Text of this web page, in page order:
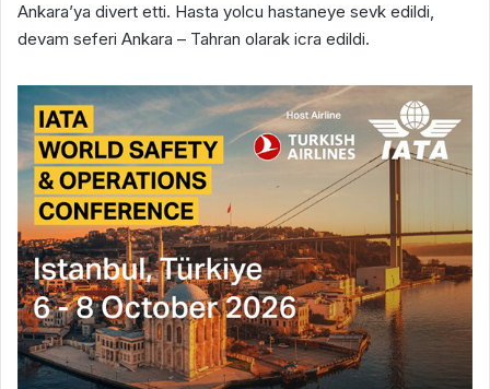
Ankara’ya divert etti. Hasta yolcu hastaneye sevk edildi,
devam seferi Ankara – Tahran olarak icra edildi.